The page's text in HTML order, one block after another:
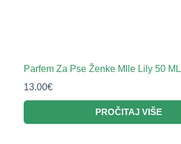
Parfem Za Pse Ženke Mlle Lily 50 ML
13.00€
PROČITAJ VIŠE